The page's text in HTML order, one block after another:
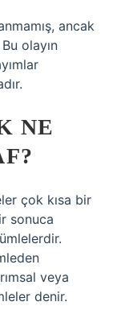
ancak
olayın
NE
çok kısa bir
sonuca
veya
denir.